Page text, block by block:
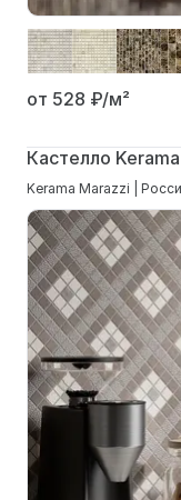
от 528 ₽/м²
Кастелло
Kerama Marazzi |